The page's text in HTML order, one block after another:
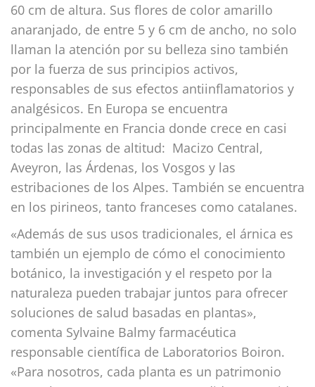
60 cm de altura. Sus flores de color amarillo
anaranjado, de entre 5 y 6 cm de ancho, no solo
llaman la atención por su belleza sino también
por la fuerza de sus principios activos,
responsables de sus efectos antiinflamatorios y
analgésicos. En Europa se encuentra
principalmente en Francia donde crece en casi
todas las zonas de altitud: Macizo Central,
Aveyron, las Árdenas, los Vosgos y las
estribaciones de los Alpes. También se encuentra
en los pirineos, tanto franceses como catalanes.
«Además de sus usos tradicionales, el árnica es
también un ejemplo de cómo el conocimiento
botánico, la investigación y el respeto por la
naturaleza pueden trabajar juntos para ofrecer
soluciones de salud basadas en plantas»,
comenta Sylvaine Balmy farmacéutica
responsable científica de Laboratorios Boiron.
«Para nosotros, cada planta es un patrimonio